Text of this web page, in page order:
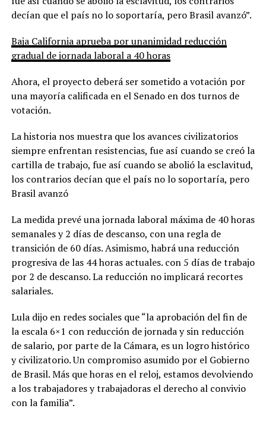
decían que el país no lo soportaría, pero Brasil avanzó”.
Baja California aprueba por unanimidad reducción
gradual de jornada laboral a 40 horas
Ahora, el proyecto deberá ser sometido a votación por
una mayoría calificada en el Senado en dos turnos de
votación.
La historia nos muestra que los avances civilizatorios
siempre enfrentan resistencias, fue así cuando se creó la
cartilla de trabajo, fue así cuando se abolió la esclavitud,
los contrarios decían que el país no lo soportaría, pero
Brasil avanzó
La medida prevé una jornada laboral máxima de 40 horas
semanales y 2 días de descanso, con una regla de
transición de 60 días. Asimismo, habrá una reducción
progresiva de las 44 horas actuales. con 5 días de trabajo
por 2 de descanso. La reducción no implicará recortes
salariales.
Lula dijo en redes sociales que “la aprobación del fin de
la escala 6×1 con reducción de jornada y sin reducción
de salario, por parte de la Cámara, es un logro histórico
y civilizatorio. Un compromiso asumido por el Gobierno
de Brasil. Más que horas en el reloj, estamos devolviendo
a los trabajadores y trabajadoras el derecho al convivio
con la familia”.